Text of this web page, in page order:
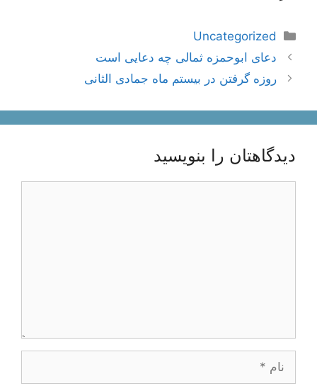
دسته‌ها
Uncategorized
ناوبری
نوشته‌ها
دعای ابوحمزه ثمالی چه دعایی است
روزه گرفتن در بیستم ماه جمادی الثانی
دیدگاهتان را بنویسید